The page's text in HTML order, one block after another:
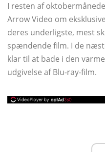
I resten af
Arrow Video om
deres underligste, mest
spændende film. I de
klar til at bade i den
udgivelse af Blu-ray-film.